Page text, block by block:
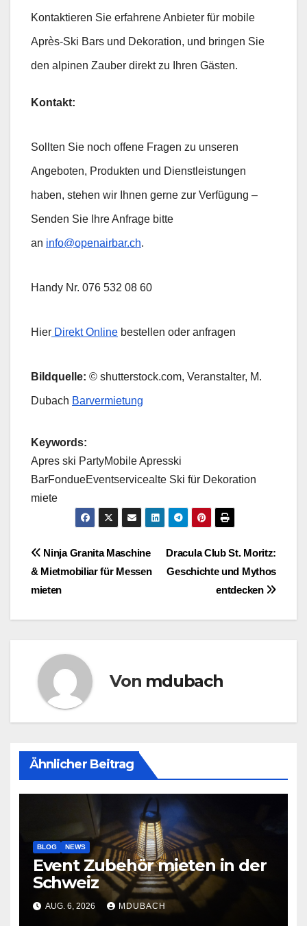
Kontaktieren Sie erfahrene Anbieter für mobile
Après-Ski Bars und Dekoration, und bringen Sie
den alpinen Zauber direkt zu Ihren Gästen.
Kontakt:
Sollten Sie noch offene Fragen zu unseren
Angeboten, Produkten und Dienstleistungen
haben, stehen wir Ihnen gerne zur Verfügung –
Senden Sie Ihre Anfrage bitte
an info@openairbar.ch.
Handy Nr. 076 532 08 60
Hier Direkt Online bestellen oder anfragen
Bildquelle: © shutterstock.com, Veranstalter, M.
Dubach Barvermietung
Keywords:
Apres ski PartyMobile Apresski
BarFondueEventservicealte Ski für Dekoration
miete
Beitragsnavigation
Dracula Club St. Moritz:
Geschichte und Mythos
entdecken
Ninja Granita Maschine
& Mietmobiliar für Messen
mieten
Von mdubach
Ähnlicher Beitrag
BLOG NEWS
Event Zubehör mieten in der
Schweiz
AUG. 6, 2026 MDUBACH